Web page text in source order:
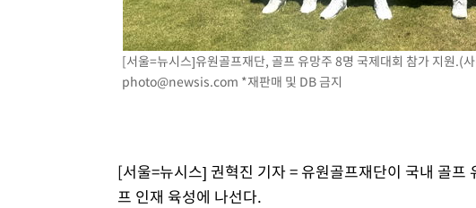
[속보]원·달러 환율, 7.7원 내린 1416.1원 마감
[속보] 노원서 40.1도 관측…서울, 2018년 이후 첫 40도
[속보]종합특검, '계엄 수용공간 확보' 신용해 前교정본부장 기소
외신들도 주목한 韓축구 파문…"국민적 공분에 수사 재개"
[서울=뉴시스]유원골프재단, 골프 유망주 8명 국제대회 참가 지원.(
photo@newsis.com *재판매 및 DB 금지
[서울=뉴시스] 권혁진 기자 = 유원골프재단이 국내 골
프 인재 육성에 나선다.